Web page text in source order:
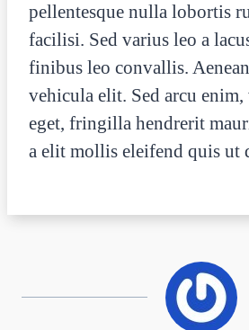
pellentesque nulla lobortis
facilisi. Sed varius leo a
finibus leo convallis.
vehicula elit. Sed arcu enim,
eget, fringilla hendrerit
a elit mollis eleifend quis ut